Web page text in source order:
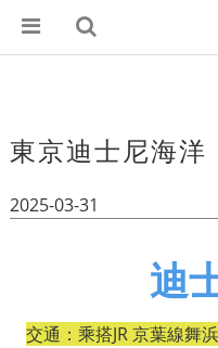
東京迪士尼海洋
2025-03-31
迪
交通：乘搭JR京葉線舞